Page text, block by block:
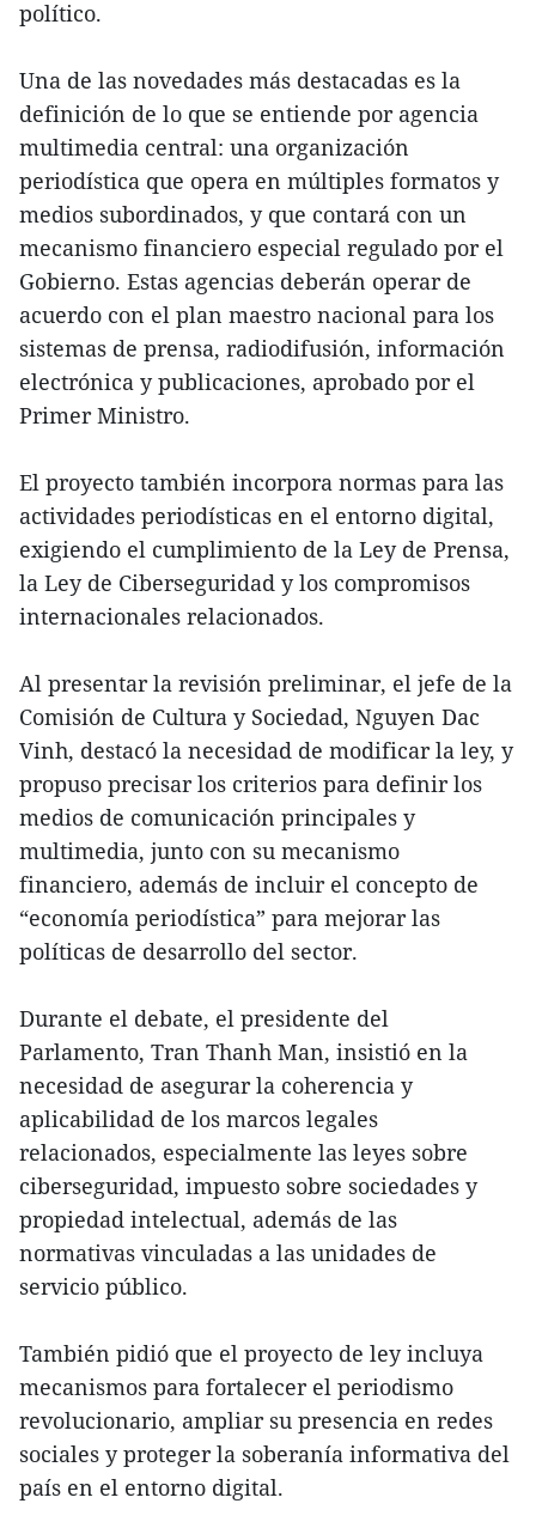
político.
Una de las novedades más destacadas es la
definición de lo que se entiende por agencia
multimedia central: una organización
periodística que opera en múltiples formatos y
medios subordinados, y que contará con un
mecanismo financiero especial regulado por el
Gobierno. Estas agencias deberán operar de
acuerdo con el plan maestro nacional para los
sistemas de prensa, radiodifusión, información
electrónica y publicaciones, aprobado por el
Primer Ministro.
El proyecto también incorpora normas para las
actividades periodísticas en el entorno digital,
exigiendo el cumplimiento de la Ley de Prensa,
la Ley de Ciberseguridad y los compromisos
internacionales relacionados.
Al presentar la revisión preliminar, el jefe de la
Comisión de Cultura y Sociedad, Nguyen Dac
Vinh, destacó la necesidad de modificar la ley, y
propuso precisar los criterios para definir los
medios de comunicación principales y
multimedia, junto con su mecanismo
financiero, además de incluir el concepto de
“economía periodística” para mejorar las
políticas de desarrollo del sector.
Durante el debate, el presidente del
Parlamento, Tran Thanh Man, insistió en la
necesidad de asegurar la coherencia y
aplicabilidad de los marcos legales
relacionados, especialmente las leyes sobre
ciberseguridad, impuesto sobre sociedades y
propiedad intelectual, además de las
normativas vinculadas a las unidades de
servicio público.
También pidió que el proyecto de ley incluya
mecanismos para fortalecer el periodismo
revolucionario, ampliar su presencia en redes
sociales y proteger la soberanía informativa del
país en el entorno digital.